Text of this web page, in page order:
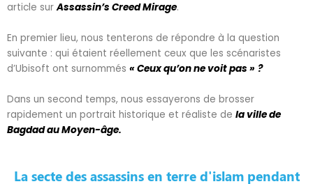
article surAssassin’s Creed Mirage.
En premier lieu, nous tenterons de répondre à la question
suivante : qui étaient réellement ceux que les scénaristes
d’Ubisoft ont surnommés « Ceux qu’on ne voit pas » ?
Dans un second temps, nous essayerons de brosser
rapidement un portrait historique et réaliste de la ville de
Bagdad au Moyen-âge.
La secte des assassins en terre d'islam pendant